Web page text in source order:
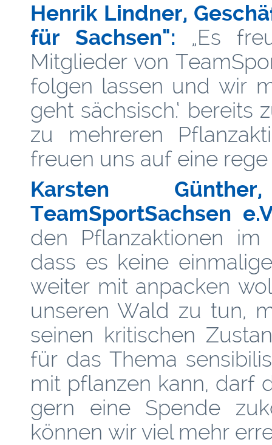
Henrik Lindner,
für Sachsen": „Es
Mitglieder von
folgen lassen und wir
geht sächsisch.‘ bereits
zu mehreren
freuen uns auf eine
Karsten Günther,
TeamSportSachsen
den Pflanzaktionen im
dass es keine
weiter mit anpacken
unseren Wald zu tun,
seinen kritischen
für das Thema
mit pflanzen kann, darf
gern eine Spende
können wir viel mehr